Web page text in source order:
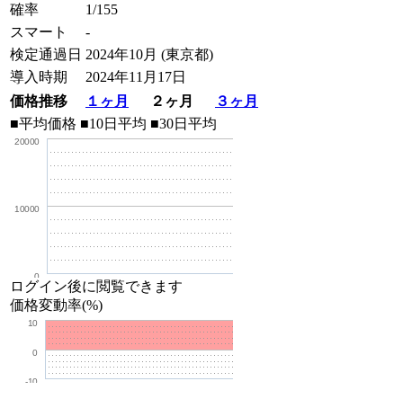
確率
1/155
スマート
-
検定通過日 2024年10月 (東京都)
導入時期
2024年11月17日
価格推移
１ヶ月 ２ヶ月
３ヶ月
■平均価格 ■10日平均 ■30日平均
0
10000
20000
ログイン後に閲覧できます
価格変動率(%)
-10
0
10